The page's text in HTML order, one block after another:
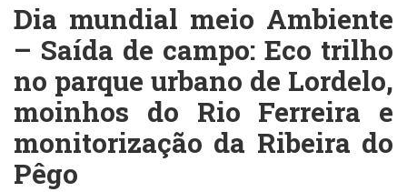
Dia mundial meio Ambiente
– Saída de campo: Eco trilho
no parque urbano de Lordelo,
moinhos do Rio Ferreira e
monitorização da Ribeira do
Pêgo